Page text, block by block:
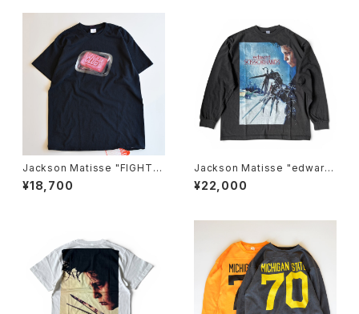
Jackson Matisse "FIGHT C
LUB Tee" Black
¥18,700
Jackson Matisse "edward
SCISSORHANDS POSTER L
ongsleeve Tee"
¥22,000